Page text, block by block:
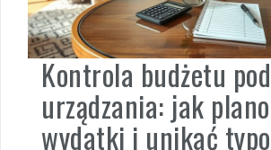
Kontrola budżetu
urządzania: jak
wydatki i unikać